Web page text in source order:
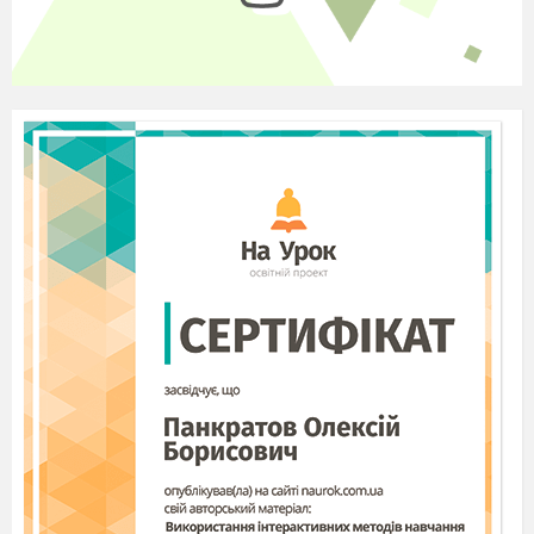
А)застосовують для додаткової характеристики
Б)використовують для позначення об
відображаються в масштабі карти або плану
В)використовують для позначення видовжених
об
єктів, при цьому їхня довжина відображена
в масштабі карти, а ширина завищена
10.Умовні знаки природних форм рельєфу
подаються:
А)чорним кольором
Б)коричневим кольором
11.На основі топографічних карт складають
географічні, геологічні та інші спеціальні
карти:
А)так
Б)ні